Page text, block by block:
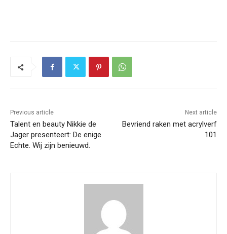
Previous article
Talent en beauty Nikkie de
Jager presenteert: De enige
Echte. Wij zijn benieuwd.
Next article
Bevriend raken met acrylverf
101